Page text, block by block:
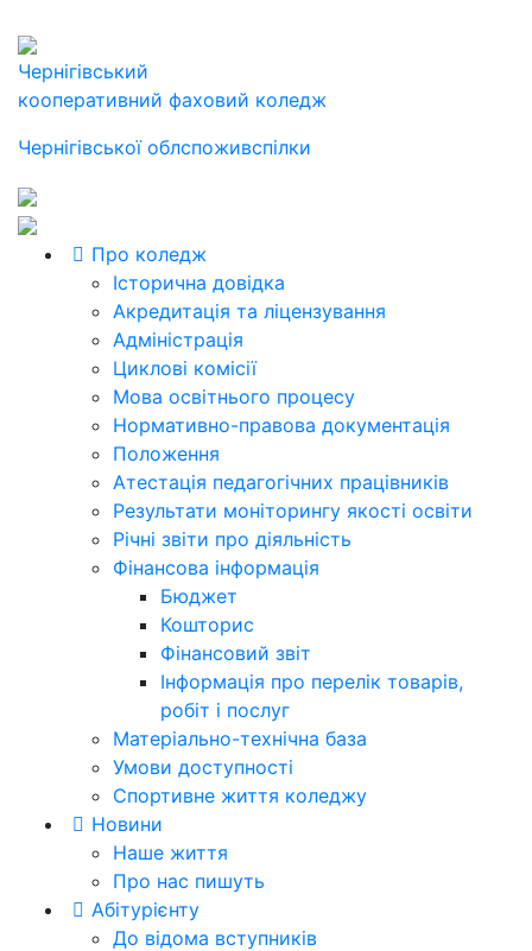
Чернігівський
кооперативний фаховий коледж
Чернігівської облспоживспілки
Про коледж
Історична довідка
Акредитація та ліцензування
Адміністрація
Циклові комісії
Мова освітнього процесу
Нормативно-правова документація
Положення
Атестація педагогічних працівників
Результати моніторингу якості освіти
Річні звіти про діяльність
Фінансова інформація
Бюджет
Кошторис
Фінансовий звіт
Інформація про перелік товарів,
робіт і послуг
Матеріально-технічна база
Умови доступності
Спортивне життя коледжу
Новини
Наше життя
Про нас пишуть
Абітурієнту
До відома вступників